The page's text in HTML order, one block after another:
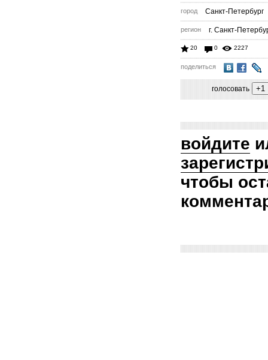
город Санкт-Петербург
регион г. Санкт-
20 0 2227
поделиться
голосовать
войдите
чтобы